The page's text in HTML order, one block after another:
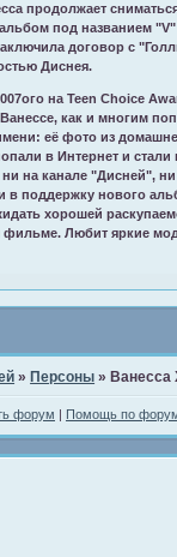
продолжает
под названием
договор с
Диснея.
на Teen Choice
как и многим
её фото из
в Интернет и
ни на канале "Дисней",
в поддержку нового
хорошей
Любит яркие
» Персоны » Ванесса
форум Помощь по